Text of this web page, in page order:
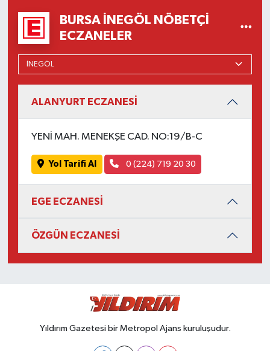
BURSA İNEGÖL NÖBETÇI
ECZANELER
ALANYURT ECZANESİ
YENİ MAH. MENEKŞE CAD. NO:19/B-C
Yol Tarifi Al 0 (224) 719 20 30
EGE ECZANESİ
ÖZGÜN ECZANESİ
Yıldırım Gazetesi bir Metropol Ajans kuruluşudur.